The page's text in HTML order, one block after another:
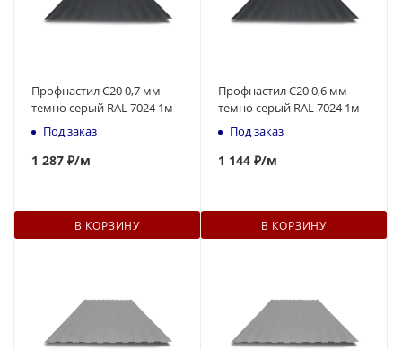
Профнастил С20 0,7 мм
темно серый RAL 7024 1м
Под заказ
1 287 ₽/м
В КОРЗИНУ
Профнастил С20 0,6 мм
темно серый RAL 7024 1м
Под заказ
1 144 ₽/м
В КОРЗИНУ